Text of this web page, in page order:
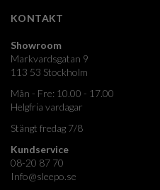
KONTAKT
Showroom
Markvardsgatan 9
113 53 Stockholm
Mån - Fre: 10.00 - 17.00
Helgfria vardagar
Stängt fredag 7/8
Kundservice
08-20 87 70
Info@sleepo.se